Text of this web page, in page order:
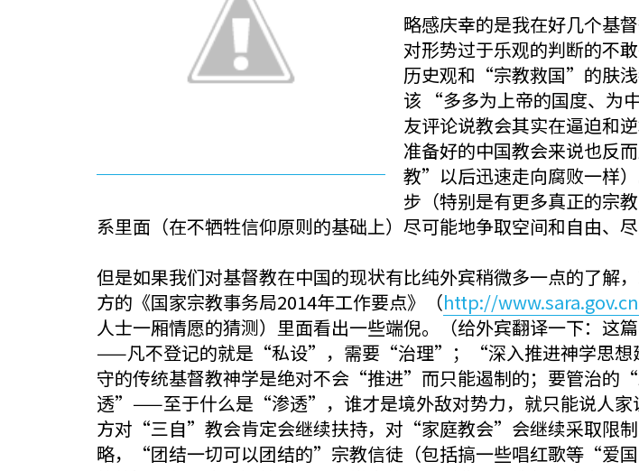
略感庆幸的是我在好几个基
对形势过于乐观的判断的不
历史观和“宗教救国”的肤浅
该 “多多为上帝的国度、为
友评论说教会其实在逼迫和
准备好的中国教会来说也反
教”以后迅速走向腐败一样
步（特别是有更多真正的宗
系里面（在不牺牲信仰原则的基础上）尽可能地争取空间和自由、尽
但是如果我们对基督教在中国的现状有比纯外宾稍微多一点的了解
方的《国家宗教事务局2014年工作要点》（http://
人士一厢情愿的猜测）里面看出一些端倪。（给外宾翻译一下：
——凡不登记的就是“私设”，需要“治理”；“深入推进神学思想
守的传统基督教神学是绝对不会“推进”而只能遏制的；要管治
透”——至于什么是“渗透”，谁才是境外敌对势力，就只能说人家
方对“三自”教会肯定会继续扶持，对“家庭教会”会继续采取限
略，“团结一切可以团结的”宗教信徒（包括搞一些唱红歌等“爱